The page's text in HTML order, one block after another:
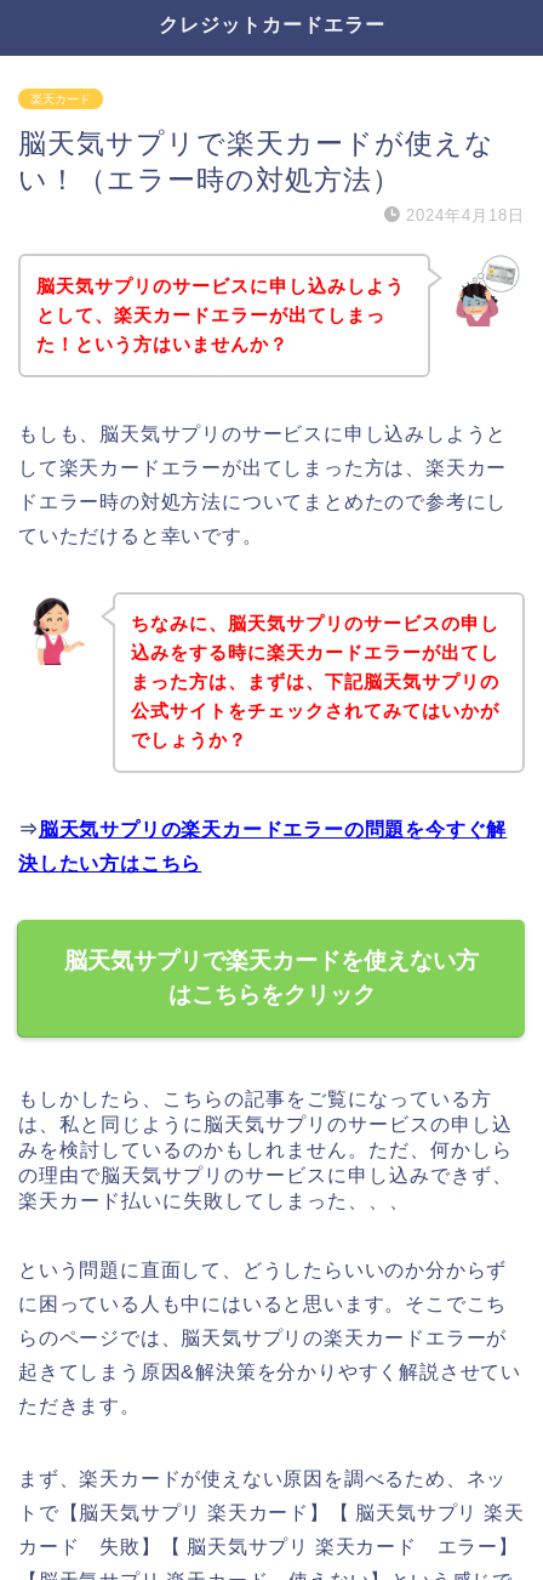
クレジットカードエラー
楽天カード
脳天気サプリで楽天カードが使えな
い！（エラー時の対処方法）
2024年4月18日
脳天気サプリのサービスに申し込みしよう
として、楽天カードエラーが出てしまっ
た！という方はいませんか？
もしも、脳天気サプリのサービスに申し込みしようと
して楽天カードエラーが出てしまった方は、楽天カー
ドエラー時の対処方法についてまとめたので参考にし
ていただけると幸いです。
ちなみに、脳天気サプリのサービスの申し
込みをする時に楽天カードエラーが出てし
まった方は、まずは、下記脳天気サプリの
公式サイトをチェックされてみてはいかが
でしょうか？
⇒脳天気サプリの楽天カードエラーの問題を今すぐ解
決したい方はこちら
脳天気サプリで楽天カードを使えない方
はこちらをクリック
もしかしたら、こちらの記事をご覧になっている方
は、私と同じように脳天気サプリのサービスの申し込
みを検討しているのかもしれません。ただ、何かしら
の理由で脳天気サプリのサービスに申し込みできず、
楽天カード払いに失敗してしまった、、、
という問題に直面して、どうしたらいいのか分からず
に困っている人も中にはいると思います。そこでこち
らのページでは、脳天気サプリの楽天カードエラーが
起きてしまう原因&解決策を分かりやすく解説させてい
ただきます。
まず、楽天カードが使えない原因を調べるため、ネッ
トで【脳天気サプリ 楽天カード】【 脳天気サプリ 楽天
カード 失敗】【 脳天気サプリ 楽天カード エラー】